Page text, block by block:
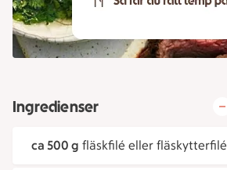
Ingredienser
ca 500 g fläskfilé eller fläskytterfilé